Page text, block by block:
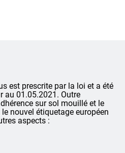
est prescrite par la loi et a été
au 01.05.2021. Outre
sur sol mouillé et le
nouvel étiquetage européen
aspects :